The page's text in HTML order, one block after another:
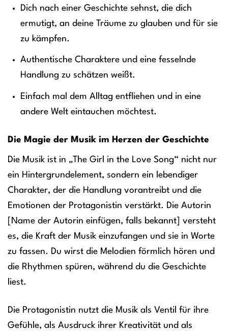
Dich nach einer Geschichte sehnst, die dich
ermutigt, an deine Träume zu glauben und für sie
zu kämpfen.
Authentische Charaktere und eine fesselnde
Handlung zu schätzen weißt.
Einfach mal dem Alltag entfliehen und in eine
andere Welt eintauchen möchtest.
Die Magie der Musik im Herzen der Geschichte
Die Musik ist in „The Girl in the Love Song“ nicht nur
ein Hintergrundelement, sondern ein lebendiger
Charakter, der die Handlung vorantreibt und die
Emotionen der Protagonistin verstärkt. Die Autorin
[Name der Autorin einfügen, falls bekannt] versteht
es, die Kraft der Musik einzufangen und sie in Worte
zu fassen. Du wirst die Melodien förmlich hören und
die Rhythmen spüren, während du die Geschichte
liest.
Die Protagonistin nutzt die Musik als Ventil für ihre
Gefühle, als Ausdruck ihrer Kreativität und als